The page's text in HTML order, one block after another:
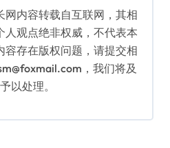
网内容转载自互联网，其相
人观点绝非权威，不代表本
容存在版权问题，请提交相
，我们将及
以处理。